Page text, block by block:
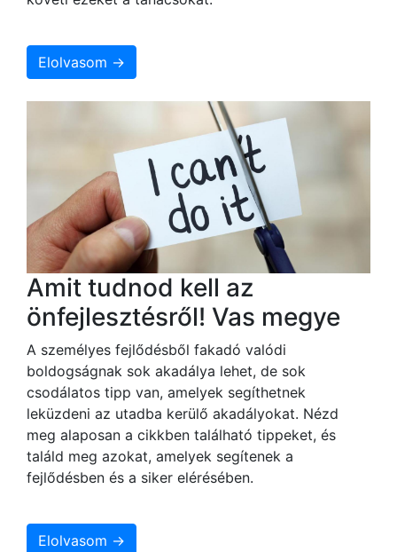
Elolvasom →
Amit tudnod kell az
önfejlesztésről! Vas megye
A személyes fejlődésből fakadó valódi
boldogságnak sok akadálya lehet, de sok
csodálatos tipp van, amelyek segíthetnek
leküzdeni az utadba kerülő akadályokat. Nézd
meg alaposan a cikkben található tippeket, és
találd meg azokat, amelyek segítenek a
fejlődésben és a siker elérésében.
Elolvasom →